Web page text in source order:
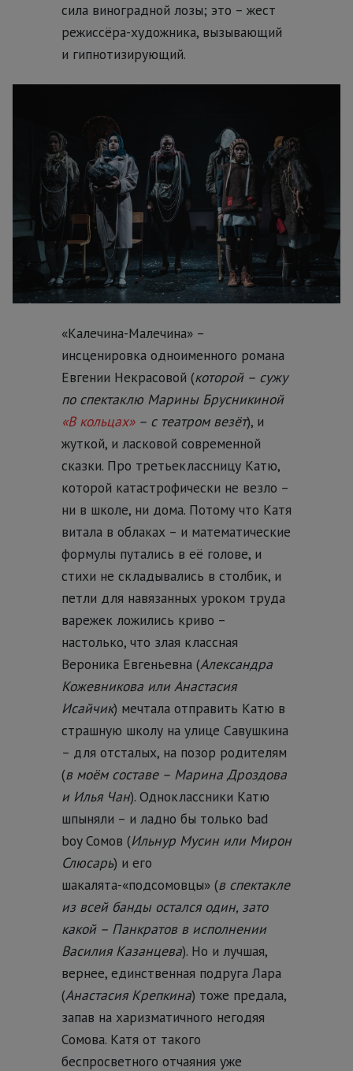
сила виноградной лозы; это – жест
режиссёра-художника, вызывающий
и гипнотизирующий.
«Калечина-Малечина» –
инсценировка одноименного романа
Евгении Некрасовой (которой – сужу
по спектаклю Марины Брусникиной
«В кольцах»– с театром везёт), и
жуткой, и ласковой современной
сказки. Про третьеклассницу Катю,
которой катастрофически не везло –
ни в школе, ни дома. Потому что Катя
витала в облаках – и математические
формулы путались в её голове, и
стихи не складывались в столбик, и
петли для навязанных уроком труда
варежек ложились криво –
настолько, что злая классная
Вероника Евгеньевна (Александра
Кожевникова или Анастасия
Исайчик) мечтала отправить Катю в
страшную школу на улице Савушкина
– для отсталых, на позор родителям
(в моём составе – Марина Дроздова
и Илья Чан). Одноклассники Катю
шпыняли – и ладно бы только bad
boy Сомов (Ильнур Мусин или Мирон
Слюсарь) и его
шакалята-«подсомовцы» (в спектакле
из всей банды остался один, зато
какой – Панкратов в исполнении
Василия Казанцева). Но и лучшая,
вернее, единственная подруга Лара
(Анастасия Крепкина) тоже предала,
запав на харизматичного негодяя
Сомова. Катя от такого
беспросветного отчаяния уже